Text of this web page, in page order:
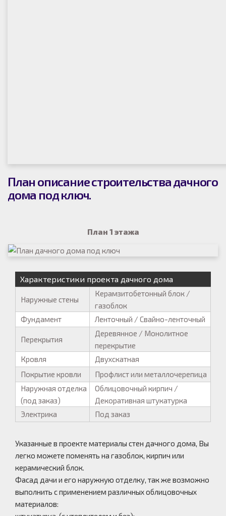
План описание строительства дачного
дома под ключ.
План 1 этажа
Характеристики проекта дачного дома
Наружные стены
Керамзитобетонный блок /
газоблок
Фундамент
Ленточный / Свайно-ленточный
Перекрытия
Деревянное / Монолитное
перекрытие
Кровля
Двухскатная
Покрытие кровли
Профлист или металлочерепица
Наружная отделка
(под заказ)
Облицовочный кирпич /
Декоративная штукатурка
Электрика
Под заказ
Указанные в проекте материалы стен дачного дома, Вы
легко можете поменять на газоблок, кирпич или
керамический блок.
Фасад дачи и его наружную отделку, так же возможно
выполнить с применением различных облицовочных
материалов: